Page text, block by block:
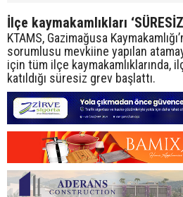
İlçe kaymakamlıkları
KTAMS, Gazimağusa
sorumlusu mevkiine yapılan
için tüm ilçe kaymakamlıklarında,
katıldığı süresiz grev başlattı.